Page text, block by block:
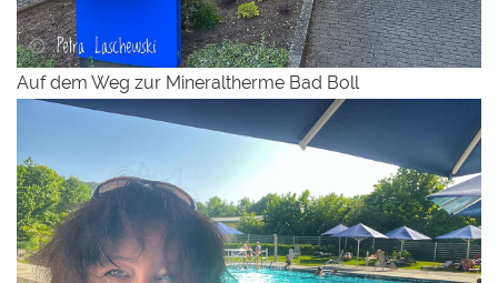
Auf dem Weg zur Mineraltherme Bad Boll